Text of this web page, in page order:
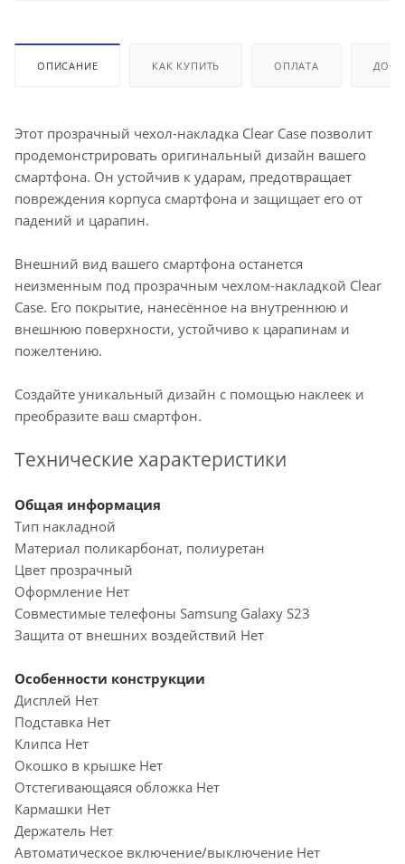
ОПИСАНИЕ КАК КУПИТЬ ОПЛАТА
Этот прозрачный чехол-накладка Clear Case позволит
продемонстрировать оригинальный дизайн вашего
смартфона. Он устойчив к ударам, предотвращает
повреждения корпуса смартфона и защищает его от
падений и царапин.
Внешний вид вашего смартфона останется
неизменным под прозрачным чехлом-накладкой Clear
Case. Его покрытие, нанесённое на внутреннюю и
внешнюю поверхности, устойчиво к царапинам и
пожелтению.
Создайте уникальный дизайн с помощью наклеек и
преобразите ваш смартфон.
Технические характеристики
Общая информация
Тип накладной
Материал поликарбонат, полиуретан
Цвет прозрачный
Оформление Нет
Совместимые телефоны Samsung Galaxy S23
Защита от внешних воздействий Нет
Особенности конструкции
Дисплей Нет
Подставка Нет
Клипса Нет
Окошко в крышке Нет
Отстегивающаяся обложка Нет
Кармашки Нет
Держатель Нет
Автоматическое включение/выключение Нет